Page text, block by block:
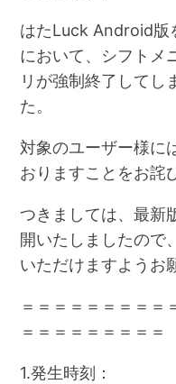
はたLuck Android版
において、シフトメ
リが強制終了してし
た。
対象のユーザー様に
おりますことをお詫
つきましては、最新
開いたしましたので
いただけますようお
＝＝＝＝＝＝＝＝＝
＝＝＝＝＝＝＝＝＝
1.発生時刻：